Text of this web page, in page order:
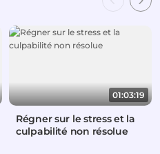
01:03:19
Régner sur le stress et la
culpabilité non résolue